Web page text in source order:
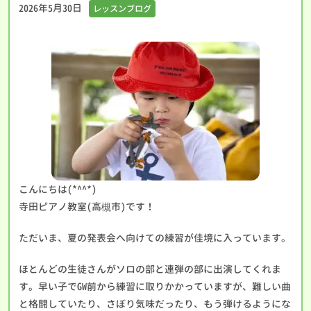
2026年5月30日 レッスンブログ
こんにちは(*^^*)
寺田ピアノ教室(高槻市)です！
ただいま、夏の発表会へ向けての練習が佳境に入っています。
ほとんどの生徒さんがソロの部と連弾の部に出演してくれま
す。早い子でGW前から練習に取りかかっていますが、難しい曲
と格闘していたり、さぼり気味だったり、もう弾けるようにな